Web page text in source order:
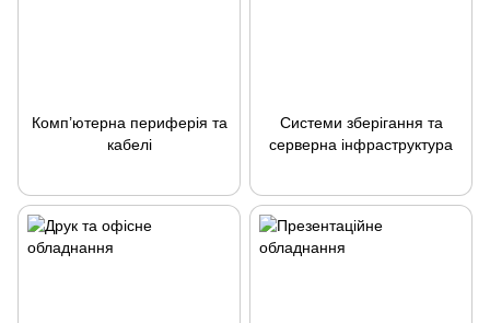
Комп’ютерна периферія та
кабелі
Системи зберігання та
серверна інфраструктура